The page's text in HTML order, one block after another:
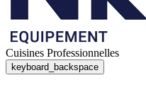
Cuisines Professionnelles
keyboard_backspace